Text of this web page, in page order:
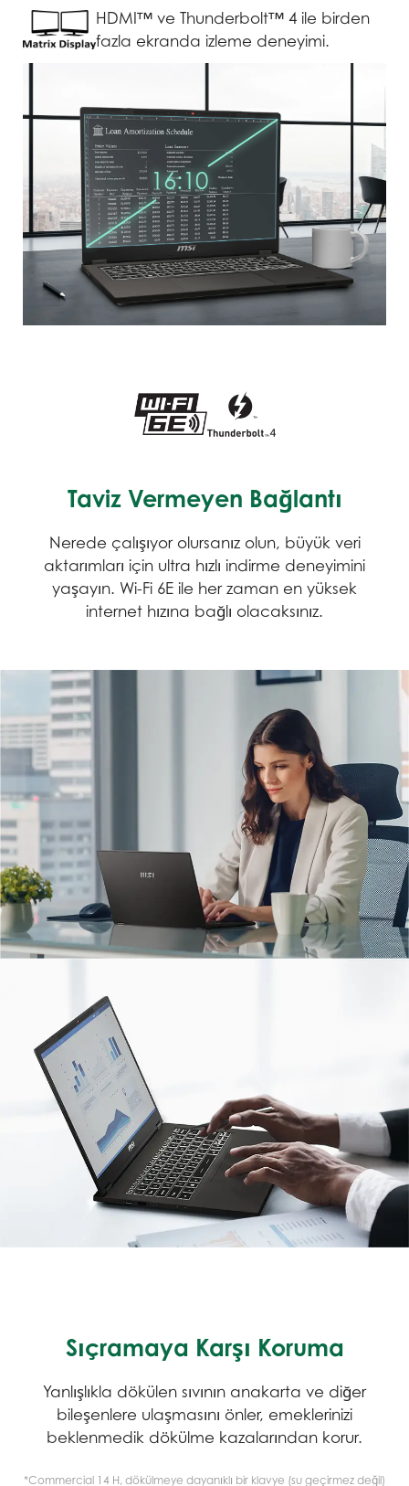
16:10
HDMI™ ve Thunderbolt™ 4 ile birden
fazla ekranda izleme deneyimi.
Taviz Vermeyen Bağlantı
Nerede çalışıyor olursanız olun, büyük veri
aktarımları için ultra hızlı indirme deneyimini
yaşayın. Wi-Fi 6E ile her zaman en yüksek
internet hızına bağlı olacaksınız.
Sıçramaya Karşı Koruma
Yanlışlıkla dökülen sıvının anakarta ve diğer
bileşenlere ulaşmasını önler, emeklerinizi
beklenmedik dökülme kazalarından korur.
*Commercial 14 H, dökülmeye dayanıklı bir klavye (su geçirmez değil)